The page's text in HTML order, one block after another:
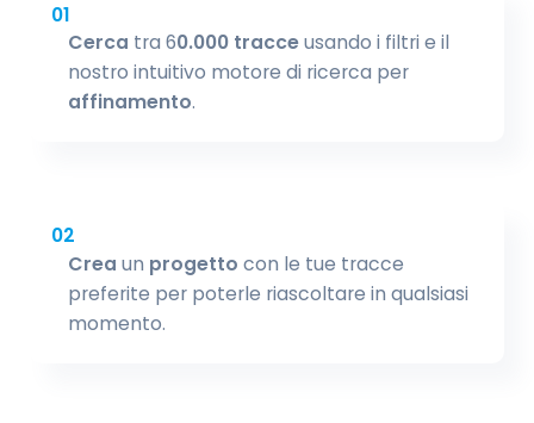
01
Cerca tra 60.000 tracceusando i filtri e il
nostro intuitivo motore di ricerca per
affinamento.
02
Crea un progetto con le tue tracce
preferite per poterle riascoltare in qualsiasi
momento.